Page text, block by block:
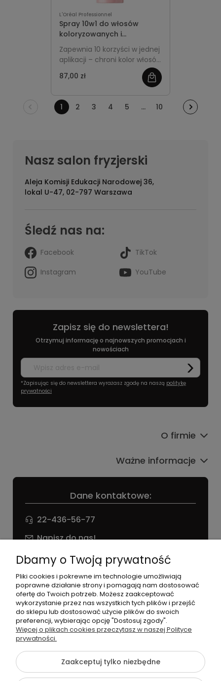
L'Oréal Professionnel
Spray 10w1 do włosów
koloryzowanych i
rozjaśnianych 190ml L'Oréal
Professionnel Vitamino
Color
Zapewnia 10 korzyści w jednej
aplikacji – chroni kolor włosów
stylizację i zabezpiecza przed
blask, wygładza i wzmacnia
włosy, zapobiegając puszeniu
87,00 zł
1 2 3 4 5 ... 10
Nasz salon fryzjerski
Aleja Komisji Edukacji Narodowej 36,
lokal U-47, 02-797 Warszawa
Śledź nas na:
Facebook
TikTok
Instagram
YouTube
Zapisz się do newslettera!
Otrzymuj informację o najnowszych promocjach i
nowościach
*Zapisując się do newslettera wyrażasz zgodę na naszą politykę
prywatności
Dane kontaktowe:
22-436-56-77
Napisz do nas!
NIP: 826 186 42 29
O firmie
Ważne informacje
©2026 Wszelkie Prawa Zastrzeżone | agneess sklep
internetowy
Szablon Flex byEcommercy
Dbamy o Twoją prywatność
Pliki cookies i pokrewne im technologie umożliwiają
poprawne działanie strony i pomagają nam dostosować
ofertę do Twoich potrzeb. Możesz zaakceptować
wykorzystanie przez nas wszystkich tych plików i przejść
do sklepu lub dostosować użycie plików do swoich
preferencji, wybierając opcję "Dostosuj zgody".
Więcej o plikach cookies przeczytasz w naszej Polityce
prywatności.
Zaakceptuj tylko niezbędne